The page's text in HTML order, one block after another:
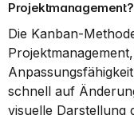
Projektmanagement?
Die Kanban-
schnell auf
visuelle Darstellung